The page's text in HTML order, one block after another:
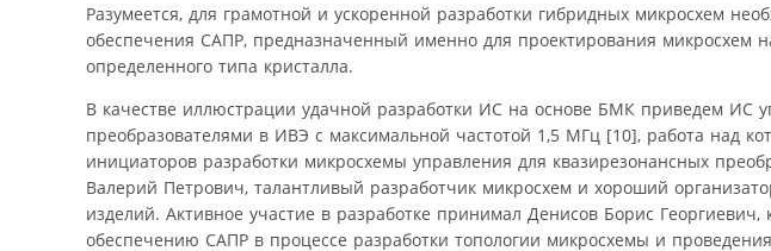
Разумеется, для грамотной и ускоренной разработки гибридных микросхем
обеспечения САПР, предназначенный именно для проектирования микросхем
определенного типа кристалла.
В качестве иллюстрации удачной разработки ИС на основе БМК приведем ИС
преобразователями в ИВЭ с максимальной частотой 1,5 МГц [10], работа над
инициаторов разработки микросхемы управления для квазирезонансных
Валерий Петрович, талантливый разработчик микросхем и хороший
изделий. Активное участие в разработке принимал Денисов Борис
обеспечению САПР в процессе разработки топологии микросхемы и